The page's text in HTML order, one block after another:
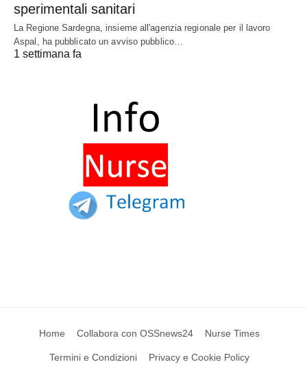
sperimentali sanitari
La Regione Sardegna, insieme all'agenzia regionale per il lavoro
Aspal, ha pubblicato un avviso pubblico…
1 settimana fa
Home Collabora con OSSnews24 Nurse Times
Termini e Condizioni Privacy e Cookie Policy